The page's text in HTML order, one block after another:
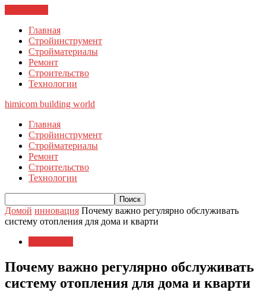
Главная
Стройинструмент
Стройматериалы
Ремонт
Строительство
Технологии
himicom building world
Главная
Стройинструмент
Стройматериалы
Ремонт
Строительство
Технологии
Домой инновация Почему важно регулярно обслуживать
систему отопления для дома и кварти
Почему важно регулярно обслуживать
систему отопления для дома и кварти